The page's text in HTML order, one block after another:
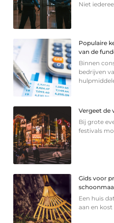
Niet
Populaire
van de
Binnen
bedrijven
Vergeet de
Bij grote
festivals
Gids voor
Een huis
aan en